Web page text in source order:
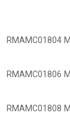
RMAMC01804
RMAMC01806
RMAMC01808